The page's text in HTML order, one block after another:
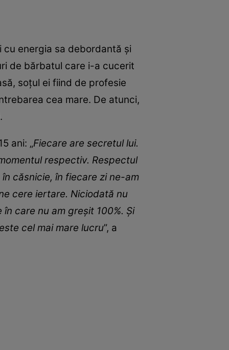
energia sa debordantă și
de bărbatul care i-a cucerit
soțul ei fiind de profesie
cea mare. De atunci,
ani: „Fiecare are secretul lui.
respectiv. Respectul
căsnicie, în fiecare zi ne-am
cere iertare. Niciodată nu
care nu am greșit 100%. Și
cel mai mare lucru”, a